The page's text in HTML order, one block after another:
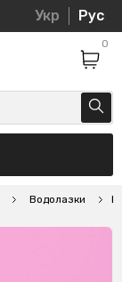
Укр Рус
0
Водолазки